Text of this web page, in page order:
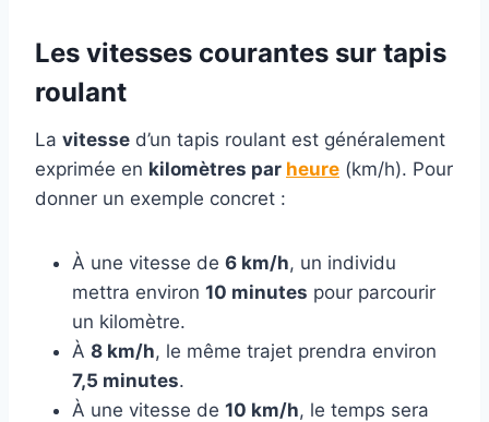
Les vitesses courantes sur tapis
roulant
La vitesse d’un tapis roulant est généralement
exprimée en kilomètres par heure (km/h). Pour
donner un exemple concret :
À une vitesse de 6 km/h, un individu
mettra environ 10 minutes pour parcourir
un kilomètre.
À 8 km/h, le même trajet prendra environ
7,5 minutes.
À une vitesse de 10 km/h, le temps sera